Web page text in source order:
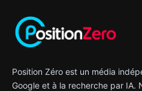
Position Zéro est un média
Google et à la recherche par IA.